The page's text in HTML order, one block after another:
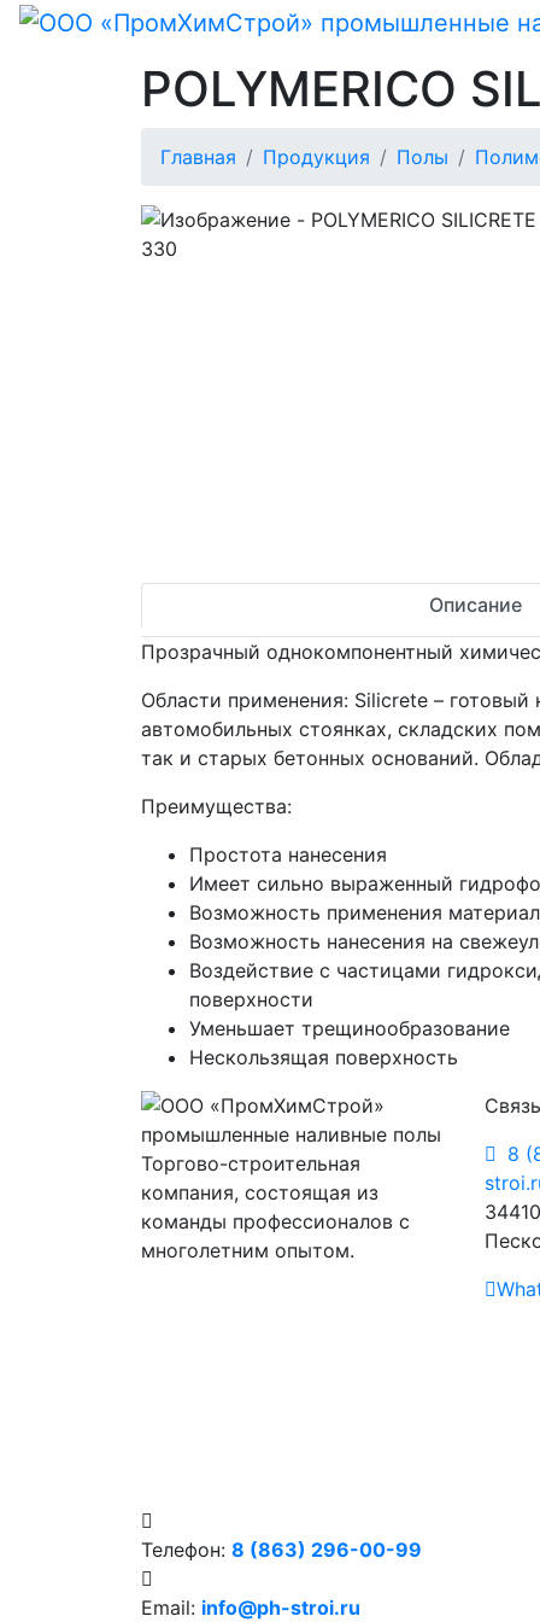
POLYMERICO
Главная Продукция Полы
Описание
Прозрачный однокомпонентный
Области применения: Silicrete –
автомобильных стоянках, складских
так и старых бетонных оснований.
Преимущества:
Простота нанесения
Имеет сильно выраженный
Возможность применения
Возможность нанесения на
Воздействие с частицами
поверхности
Уменьшает трещинообразование
Нескользящая поверхность
Торгово-строительная
компания, состоящая из
команды профессионалов с
многолетним опытом.
8
Телефон: 8 (863) 296-00-99
Email: info@ph-stroi.ru